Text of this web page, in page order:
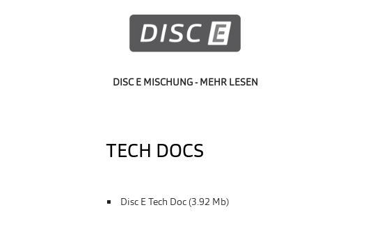
DISC E MISCHUNG - MEHR LESEN
TECH DOCS
Disc E Tech Doc (3.92 Mb)